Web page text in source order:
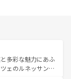
多彩な魅力にあふ
ェのルネッサンス